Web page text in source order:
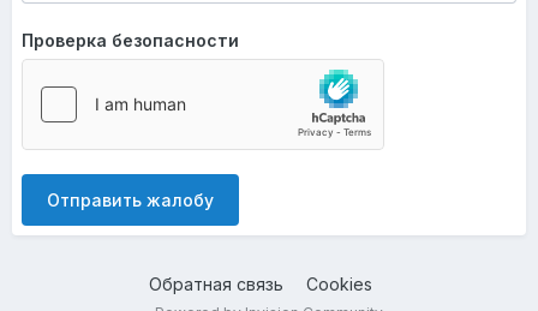
Проверка безопасности
Отправить жалобу
Обратная связь Cookies